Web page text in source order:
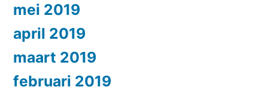
mei 2019
april 2019
maart 2019
februari 2019